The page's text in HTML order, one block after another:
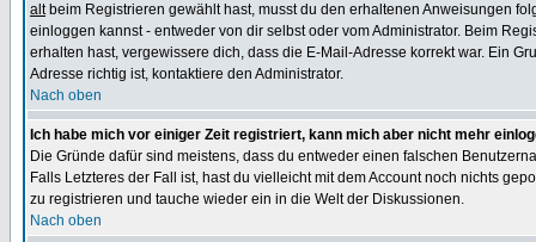
altbeim Registrieren gewählt hast, musst du den erhaltenen Anweisungen
einloggen kannst - entweder von dir selbst oder vom Administrator. Beim
erhalten hast, vergewissere dich, dass die E-Mail-Adresse korrekt war. Ein
Adresse richtig ist, kontaktiere den Administrator.
Nach oben
Ich habe mich vor einiger Zeit registriert, kann mich aber nicht mehr
Die Gründe dafür sind meistens, dass du entweder einen falschen
Falls Letzteres der Fall ist, hast du vielleicht mit dem Account noch nichts
zu registrieren und tauche wieder ein in die Welt der Diskussionen.
Nach oben